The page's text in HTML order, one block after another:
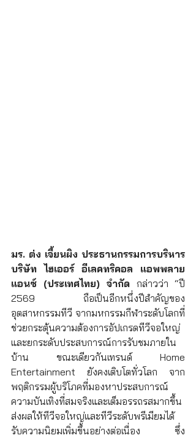
มร. ต่ง เจี้ยนผิง ประธานกรรมการบริหาร
บริษัท ไฮเออร์ อีเลคทริคอล แอพพลาย
แอนซ์ (ประเทศไทย) จำกัด กล่าวว่า “ปี
2569 ถือเป็นอีกหนึ่งปีสำคัญของ
อุตสาหกรรมทีวี จากมหกรรมกีฬาระดับโลกที่
ช่วยกระตุ้นความต้องการอัปเกรดทีวีจอใหญ่
และยกระดับประสบการณ์การรับชมภายใน
บ้าน ขณะเดียวกันเทรนด์ Home
Entertainment ยังคงเติบโตทั่วโลก จาก
พฤติกรรมผู้บริโภคที่มองหาประสบการณ์
ความบันเทิงที่สมจริงและเต็มอรรถรสมากขึ้น
ส่งผลให้ทีวีจอใหญ่และทีวีระดับพรีเมียมได้
รับความนิยมเพิ่มขึ้นอย่างต่อเนื่อง ซึ่ง